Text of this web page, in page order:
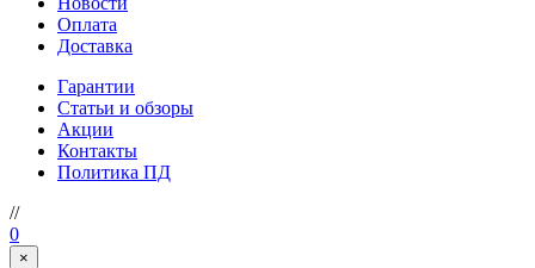
Оплата
Доставка
Гарантии
Статьи и обзоры
Акции
Контакты
Политика ПД
//
0
×